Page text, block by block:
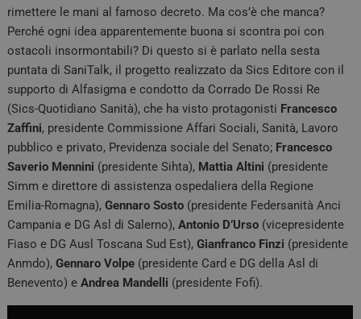
rimettere le mani al famoso decreto. Ma cos’è che manca?
Perché ogni idea apparentemente buona si scontra poi con
ostacoli insormontabili? Di questo si è parlato nella sesta
puntata di SaniTalk, il progetto realizzato da Sics Editore con il
supporto di Alfasigma e condotto da Corrado De Rossi Re
(Sics-Quotidiano Sanità), che ha visto protagonisti Francesco
Zaffini, presidente Commissione Affari Sociali, Sanità, Lavoro
pubblico e privato, Previdenza sociale del Senato; Francesco
Saverio Mennini (presidente Sihta), Mattia Altini (presidente
Simm e direttore di assistenza ospedaliera della Regione
Emilia-Romagna),Gennaro Sosto (presidente Federsanità Anci
Campania e DG Asl di Salerno),Antonio D’Urso (vicepresidente
Fiaso e DG Ausl Toscana Sud Est),Gianfranco Finzi (presidente
Anmdo),Gennaro Volpe (presidente Card e DG della Asl di
Benevento) eAndrea Mandelli (presidente Fofi).